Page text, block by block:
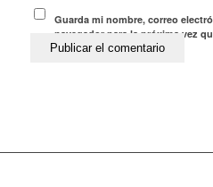
Guarda mi nombre, correo
navegador para la próxima vez